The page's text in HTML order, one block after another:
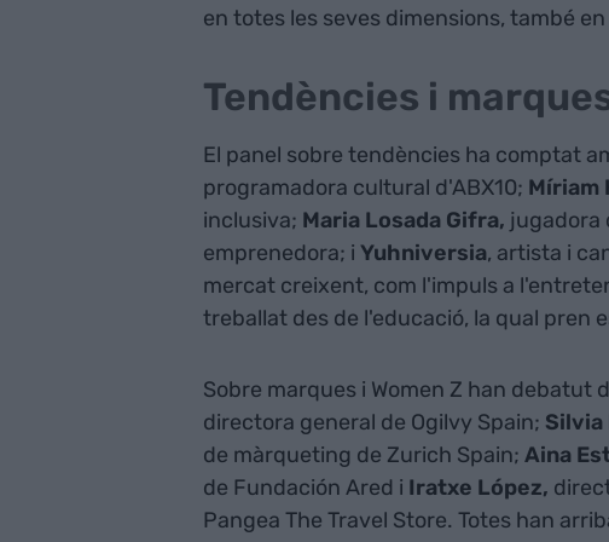
en totes les seves dimensions, també
Tendències i
El panel sobre tendències ha comptat
programadora cultural d'ABX10; Míriam
inclusiva; Maria Losada Gifra, jugadora
emprenedora; i Yuhniversia, artista i
mercat creixent, com l'impuls a
treballat des de l'educació, la qual pren
Sobre marques i Women Z han debatut
directora general de Ogilvy Spain; Silvia
de màrqueting de Zurich Spain; Aina
de Fundación Ared i Iratxe López,
Pangea The Travel Store. Totes han